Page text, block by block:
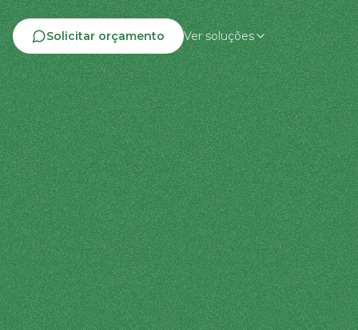
Solicitar orçamento Ver soluções